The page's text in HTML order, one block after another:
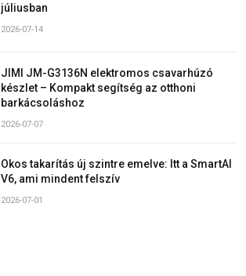
júliusban
2026-07-14
JIMI JM-G3136N elektromos csavarhúzó
készlet – Kompakt segítség az otthoni
barkácsoláshoz
2026-07-07
Okos takarítás új szintre emelve: Itt a SmartAI
V6, ami mindent felszív
2026-07-01